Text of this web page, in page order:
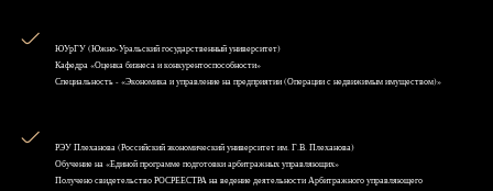
ЮУрГУ (Южно-Уральский государственный университет)
Кафедра «Оценка бизнеса и конкурентоспособности»
Специальность - «Экономика и управление на предприятии (Операции с недвижимым имуществом)»
РЭУ Плеханова (Российский экономический университет им. Г.В. Плеханова)
Обучение на «Единой программе подготовки арбитражных управляющих»
Получено свидетельство РОСРЕЕСТРА на ведение деятельности Арбитражного управляющего